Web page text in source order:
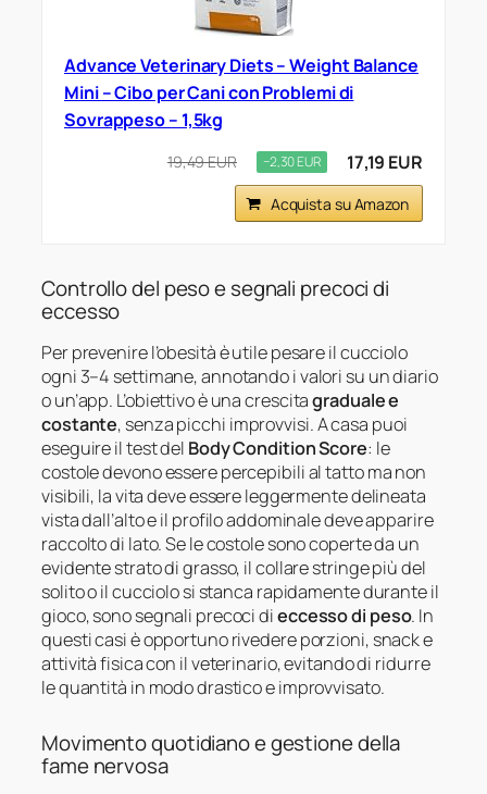
Advance Veterinary Diets – Weight Balance
Mini – Cibo per Cani con Problemi di
Sovrappeso – 1,5kg
19,49 EUR −2,30 EUR 17,19 EUR
Acquista su Amazon
Controllo del peso e segnali precoci di
eccesso
Per prevenire l’obesità è utile pesare il cucciolo
ogni 3–4 settimane, annotando i valori su un diario
o un’app. L’obiettivo è una crescitagraduale e
costante, senza picchi improvvisi. A casa puoi
eseguire il test del Body Condition Score: le
costole devono essere percepibili al tatto ma non
visibili, la vita deve essere leggermente delineata
vista dall’alto e il profilo addominale deve apparire
raccolto di lato. Se le costole sono coperte da un
evidente strato di grasso, il collare stringe più del
solito o il cucciolo si stanca rapidamente durante il
gioco, sono segnali precoci dieccesso di peso. In
questi casi è opportuno rivedere porzioni, snack e
attività fisica con il veterinario, evitando di ridurre
le quantità in modo drastico e improvvisato.
Movimento quotidiano e gestione della
fame nervosa